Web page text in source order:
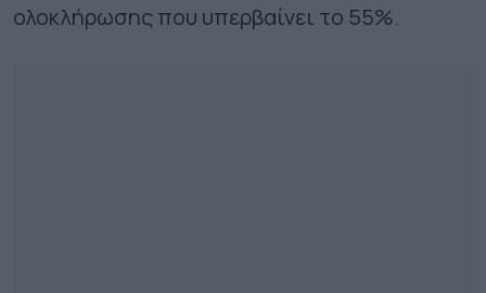
ολοκλήρωσης που υπερβαίνει το 55%.